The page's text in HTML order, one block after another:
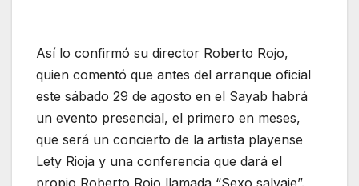
Así lo confirmó su director Roberto Rojo,
quien comentó que antes del arranque oficial
este sábado 29 de agosto en el Sayab habrá
un evento presencial, el primero en meses,
que será un concierto de la artista playense
Lety Rioja y una conferencia que dará el
propio Roberto Rojo llamada “Sexo salvaje”.